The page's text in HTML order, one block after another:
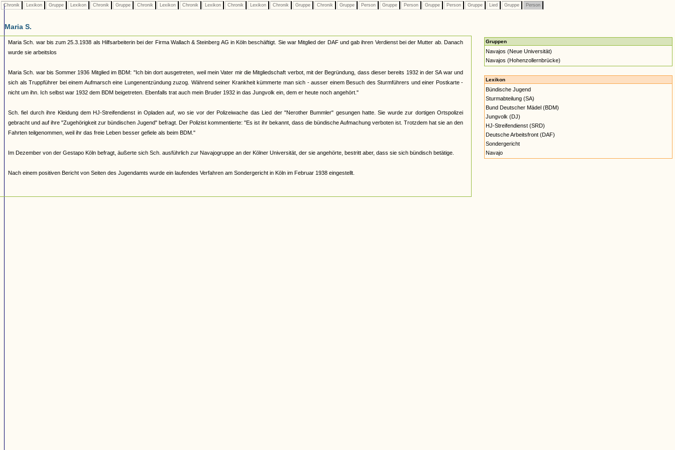
Chronik Lexikon Gruppe Lexikon Chronik Gruppe Chronik Lexikon Chronik Lexikon Chronik Lexikon Chronik Gruppe Chronik Gruppe Person Gruppe Person Gruppe Person Gruppe Lied Gruppe Person
Maria S.
Maria Sch. war bis zum 25.3.1938 als Hilfsarbeiterin bei der Firma Wallach & Steinberg AG in Köln beschäftigt. Sie war Mitglied der DAF und gab ihren Verdienst bei der Mutter ab. Danach
wurde sie arbeitslos
Maria Sch. war bis Sommer 1936 Mitglied im BDM: "Ich bin dort ausgetreten, weil mein Vater mir die Mitgliedschaft verbot, mit der Begründung, dass dieser bereits 1932 in der SA war und
sich als Truppführer bei einem Aufmarsch eine Lungenentzündung zuzog. Während seiner Krankheit kümmerte man sich - ausser einem Besuch des Sturmführers und einer Postkarte -
nicht um ihn. Ich selbst war 1932 dem BDM beigetreten. Ebenfalls trat auch mein Bruder 1932 in das Jungvolk ein, dem er heute noch angehört."
Sch. fiel durch ihre Kleidung dem HJ-Streifendienst in Opladen auf, wo sie vor der Polizeiwache das Lied der "Nerother Bummler" gesungen hatte. Sie wurde zur dortigen Ortspolizei
gebracht und auf ihre "Zugehörigkeit zur bündischen Jugend" befragt. Der Polizist kommentierte: "Es ist ihr bekannt, dass die bündische Aufmachung verboten ist. Trotzdem hat sie an den
Fahrten teilgenommen, weil ihr das freie Leben besser gefiele als beim BDM."
Im Dezember von der Gestapo Köln befragt, äußerte sich Sch. ausführlich zur Navajogruppe an der Kölner Universität, der sie angehörte, bestritt aber, dass sie sich bündisch betätige.
Nach einem positiven Bericht von Seiten des Jugendamts wurde ein laufendes Verfahren am Sondergericht in Köln im Februar 1938 eingestellt.
Gruppen
Navajos (Neue Universität)
Navajos (Hohenzollernbrücke)
Lexikon
Bündische Jugend
Sturmabteilung (SA)
Bund Deutscher Mädel (BDM)
Jungvolk (DJ)
HJ-Streifendienst (SRD)
Deutsche Arbeitsfront (DAF)
Sondergericht
Navajo